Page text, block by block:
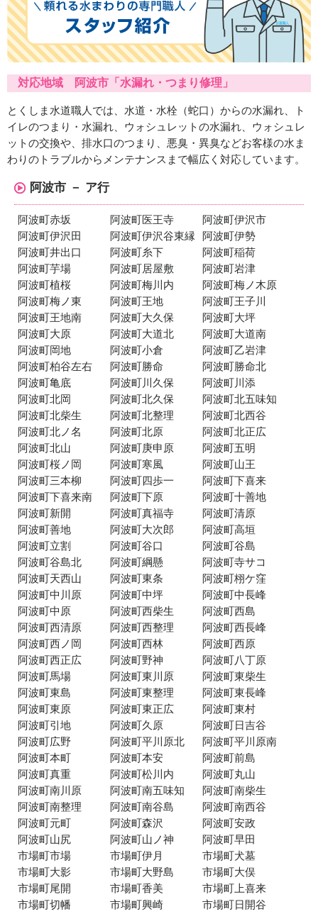
対応地域 阿波市「水漏れ・つまり修理」
とくしま水道職人では、水道・水栓（蛇口）からの水漏れ、ト
イレのつまり・水漏れ、ウォシュレットの水漏れ、ウォシュレ
ットの交換や、排水口のつまり、悪臭・異臭などお客様の水ま
わりのトラブルからメンテナンスまで幅広く対応しています。
阿波市 － ア行
阿波町赤坂 阿波町医王寺
阿波町伊沢市
阿波町伊沢田
阿波町伊沢谷東縁
阿波町伊勢
阿波町井出口
阿波町糸下
阿波町稲荷
阿波町芋場
阿波町居屋敷
阿波町岩津
阿波町植桜
阿波町梅川内
阿波町梅ノ木原
阿波町梅ノ東
阿波町王地
阿波町王子川
阿波町王地南
阿波町大久保
阿波町大坪
阿波町大原
阿波町大道北
阿波町大道南
阿波町岡地
阿波町小倉
阿波町乙岩津
阿波町柏谷左右
阿波町勝命
阿波町勝命北
阿波町亀底
阿波町川久保
阿波町川添
阿波町北岡
阿波町北久保
阿波町北五味知
阿波町北柴生
阿波町北整理
阿波町北西谷
阿波町北ノ名
阿波町北原
阿波町北正広
阿波町北山
阿波町庚申原
阿波町五明
阿波町桜ノ岡
阿波町寒風
阿波町山王
阿波町三本柳
阿波町四歩一
阿波町下喜来
阿波町下喜来南
阿波町下原
阿波町十善地
阿波町新開
阿波町真福寺
阿波町清原
阿波町善地
阿波町大次郎
阿波町高垣
阿波町立割
阿波町谷口
阿波町谷島
阿波町谷島北
阿波町綱懸
阿波町寺サコ
阿波町天西山
阿波町東条
阿波町栩ケ窪
阿波町中川原
阿波町中坪
阿波町中長峰
阿波町中原
阿波町西柴生
阿波町西島
阿波町西清原
阿波町西整理
阿波町西長峰
阿波町西ノ岡
阿波町西林
阿波町西原
阿波町西正広
阿波町野神
阿波町八丁原
阿波町馬場
阿波町東川原
阿波町東柴生
阿波町東島
阿波町東整理
阿波町東長峰
阿波町東原
阿波町東正広
阿波町東村
阿波町引地
阿波町久原
阿波町日吉谷
阿波町広野
阿波町平川原北
阿波町平川原南
阿波町本町
阿波町本安
阿波町前島
阿波町真重
阿波町松川内
阿波町丸山
阿波町南川原
阿波町南五味知
阿波町南柴生
阿波町南整理
阿波町南谷島
阿波町南西谷
阿波町元町
阿波町森沢
阿波町安政
阿波町山尻
阿波町山ノ神
阿波町早田
市場町市場
市場町伊月
市場町犬墓
市場町大影
市場町大野島
市場町大俣
市場町尾開
市場町香美
市場町上喜来
市場町切幡
市場町興崎
市場町日開谷